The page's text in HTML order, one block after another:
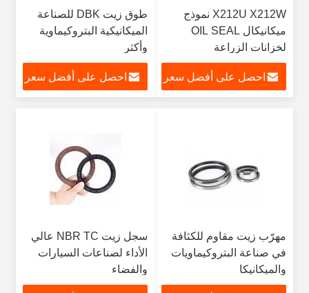
X212U X212W نموذج
ميكانيكال OIL SEAL
لخزانات الزراعة
احصل على أفضل سعر
طوق زيت DBK للصناعة
الميكانيكية البتروكيماوية
وأكثر
احصل على أفضل سعر
مهرّب زيت مقاوم للكثافة
في صناعة البتروكيماويات
والميكانيكا
سجل زيت NBR TC عالي
الأداء لصناعات السيارات
والفضاء